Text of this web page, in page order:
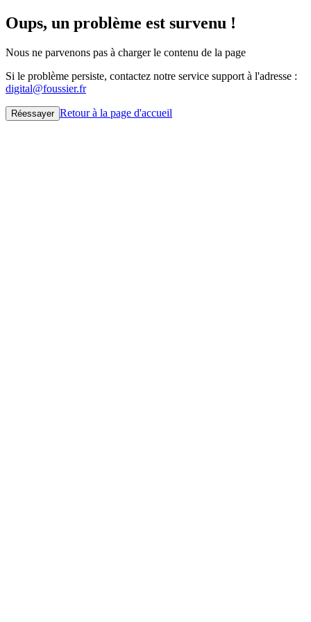
Oups, un problème est survenu !
Nous ne parvenons pas à charger le contenu de la page
Si le problème persiste, contactez notre service support à l'adresse :
digital@foussier.fr
Réessayer Retour à la page d'accueil